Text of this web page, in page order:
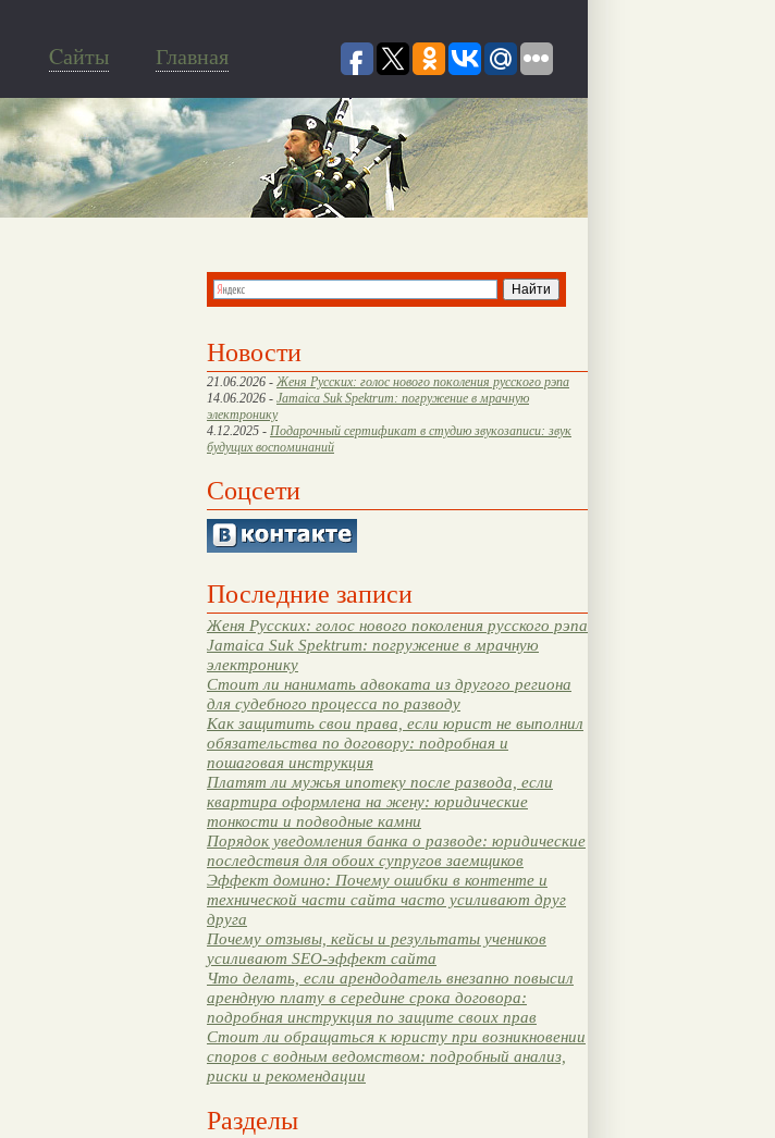
Cайты Главная
Новости
21.06.2026 - Женя Русских: голос нового поколения русского рэпа
14.06.2026 - Jamaica Suk Spektrum: погружение в мрачную
электронику
4.12.2025 - Подарочный сертификат в студию звукозаписи: звук
будущих воспоминаний
Соцсети
Последние записи
Женя Русских: голос нового поколения русского рэпа
Jamaica Suk Spektrum: погружение в мрачную
электронику
Стоит ли нанимать адвоката из другого региона
для судебного процесса по разводу
Как защитить свои права, если юрист не выполнил
обязательства по договору: подробная и
пошаговая инструкция
Платят ли мужья ипотеку после развода, если
квартира оформлена на жену: юридические
тонкости и подводные камни
Порядок уведомления банка о разводе: юридические
последствия для обоих супругов заемщиков
Эффект домино: Почему ошибки в контенте и
технической части сайта часто усиливают друг
друга
Почему отзывы, кейсы и результаты учеников
усиливают SEO-эффект сайта
Что делать, если арендодатель внезапно повысил
арендную плату в середине срока договора:
подробная инструкция по защите своих прав
Стоит ли обращаться к юристу при возникновении
споров с водным ведомством: подробный анализ,
риски и рекомендации
Разделы